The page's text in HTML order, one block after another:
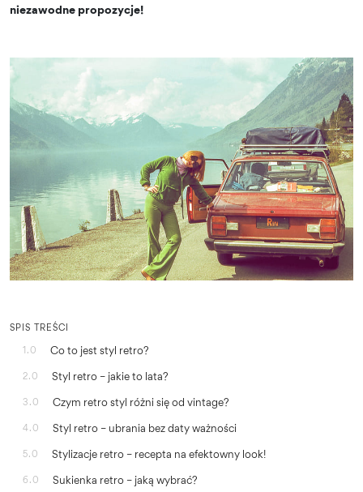
niezawodne propozycje!
SPIS TREŚCI
1.0
Co to jest styl retro?
2.0 Styl retro – jakie to lata?
3.0 Czym retro styl różni się od vintage?
4.0 Styl retro – ubrania bez daty ważności
5.0 Stylizacje retro – recepta na efektowny look!
6.0 Sukienka retro – jaką wybrać?